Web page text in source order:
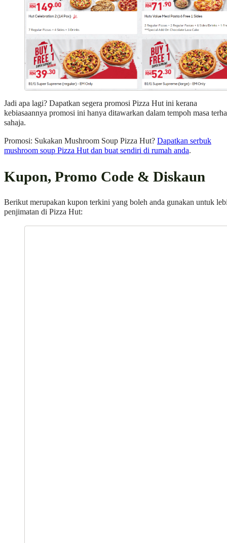
Jadi apa lagi? Dapatkan segera promosi Pizza Hut ini kerana
kebiasaannya promosi ini hanya ditawarkan dalam tempoh masa
sahaja.
Promosi: Sukakan Mushroom Soup Pizza Hut? Dapatkan serbuk
mushroom soup Pizza Hut dan buat sendiri di rumah anda.
Kupon, Promo Code & Diskaun
Berikut merupakan kupon terkini yang boleh anda gunakan untuk
penjimatan di Pizza Hut: